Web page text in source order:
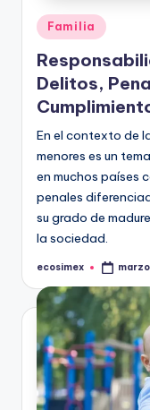
Publicado
en
Familia
Delitos,
En el contexto de
menores es un
en muchos países
penales
su grado de
la sociedad.
Publicado
ecosimex